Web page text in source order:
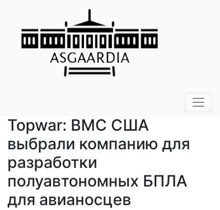
Topwar: ВМС США
выбрали компанию для
разработки
полуавтономных БПЛА
для авианосцев